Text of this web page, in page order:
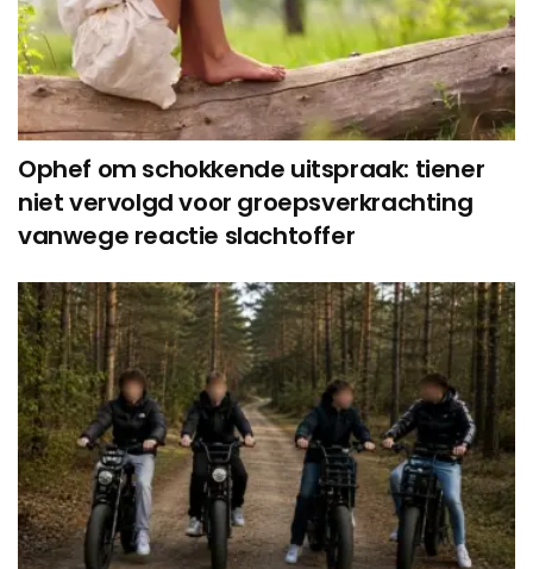
Ophef om schokkende uitspraak: tiener
niet vervolgd voor groepsverkrachting
vanwege reactie slachtoffer